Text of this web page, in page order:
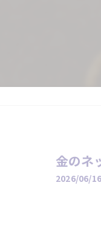
金のネ
2026/06/16